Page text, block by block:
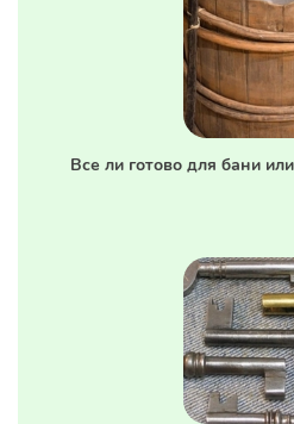
Все ли готово для бани